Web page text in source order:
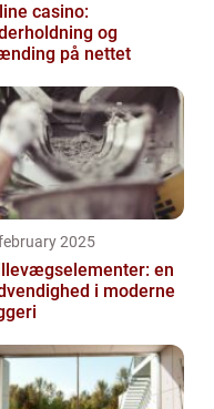
casino:
og
på nettet
2025
en
i moderne